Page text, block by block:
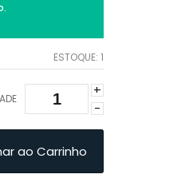
ESTOQUE: 1
+
-
ao Carrinho